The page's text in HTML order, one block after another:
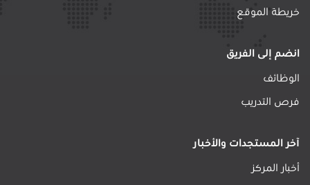
خريطة الموقع
انضم إلى الفريق
الوظائف
فرص التدريب
آخر المستجدات والأخبار
أخبار المركز